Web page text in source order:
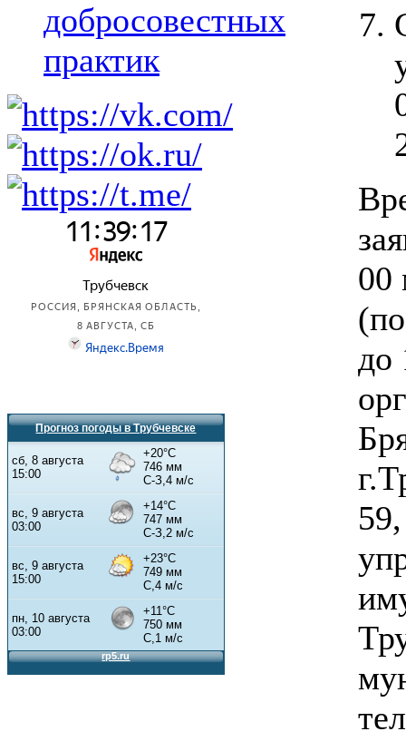
добросовестных
практик
Прогноз погоды в Трубчевске
00
до